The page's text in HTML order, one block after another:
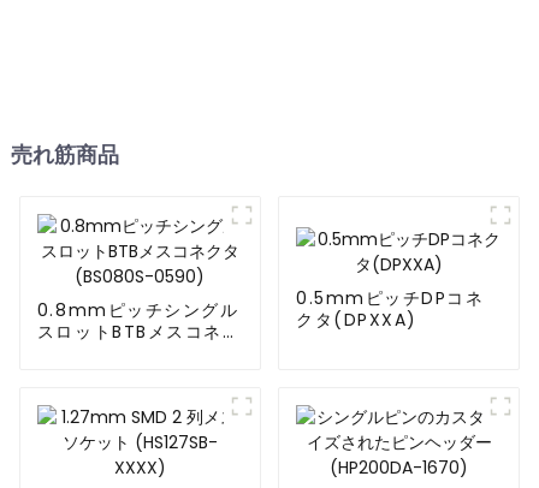
売れ筋商品
0.8mmピッチシングル
スロットBTBメスコネク
0.5mmピッチDPコネ
クタ(DPXXA)